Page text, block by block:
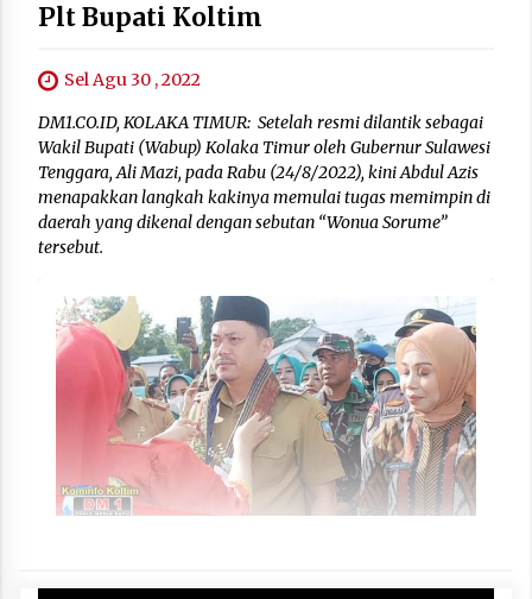
Plt Bupati Koltim
Sel Agu 30 , 2022
DM1.CO.ID, KOLAKA TIMUR: Setelah resmi dilantik sebagai
Wakil Bupati (Wabup) Kolaka Timur oleh Gubernur Sulawesi
Tenggara, Ali Mazi, pada Rabu (24/8/2022), kini Abdul Azis
menapakkan langkah kakinya memulai tugas memimpin di
daerah yang dikenal dengan sebutan “Wonua Sorume”
tersebut.